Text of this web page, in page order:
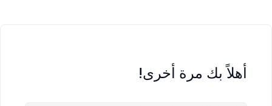
أهلاً بك مرة أخرى!